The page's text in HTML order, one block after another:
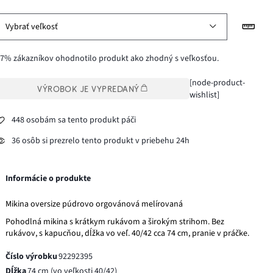
Vybrať veľkosť
zákazníkov ohodnotilo produkt ako zhodný s veľkosťou.
VÝROBOK JE VYPREDANÝ
[node-product-
wishlist]
448 osobám sa tento produkt páči
36 osôb si prezrelo tento produkt v priebehu 24h
Informácie o produkte
Mikina oversize púdrovo orgovánová melírovaná
Pohodlná mikina s krátkym rukávom a širokým strihom. Bez
rukávov, s kapucňou, dĺžka vo veľ. 40/42 cca 74 cm, pranie v práčke.
Číslo výrobku92292395